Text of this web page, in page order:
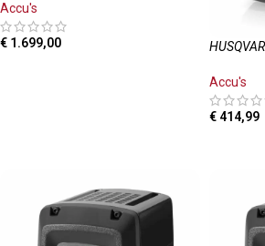
Accu's
€ 1.699,00
Accu's
€ 414,99